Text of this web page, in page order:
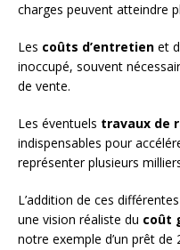
charges peuvent atteindre
Les coûts d’entretien et
inoccupé, souvent
de vente.
Les éventuels travaux de
indispensables pour
représenter plusieurs
L’addition de ces
une vision réaliste du coût
notre exemple d’un prêt